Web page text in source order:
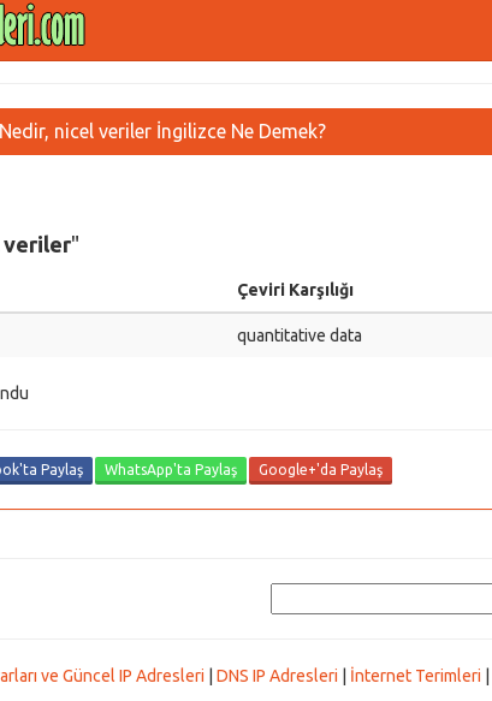
nicel veriler İngilizce Ne Demek?
veriler"
Çeviri Karşılığı
quantitative data
Paylaş WhatsApp'ta Paylaş Google+'da Paylaş
ve Güncel IP Adresleri DNS IP Adresleri İnternet Terimleri